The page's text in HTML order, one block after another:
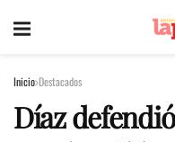
Inicio Destacados
Díaz